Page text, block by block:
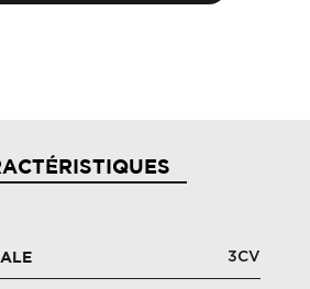
3CV